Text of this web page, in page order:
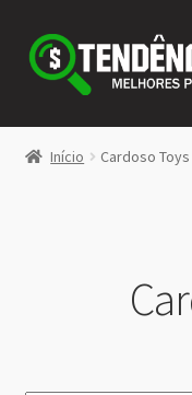
Pular
para
navegação
Pular
para
conteúdo
LOJA
Início Cardoso Toys